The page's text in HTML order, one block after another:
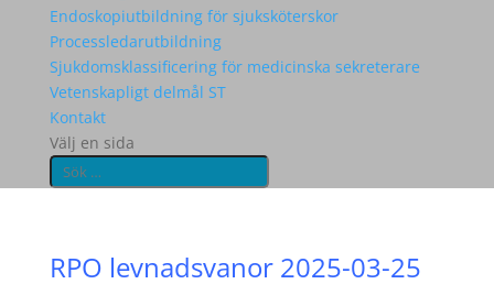
Endoskopiutbildning för sjuksköterskor
Processledarutbildning
Sjukdomsklassificering för medicinska sekreterare
Vetenskapligt delmål ST
Kontakt
Välj en sida
RPO levnadsvanor 2025-03-25